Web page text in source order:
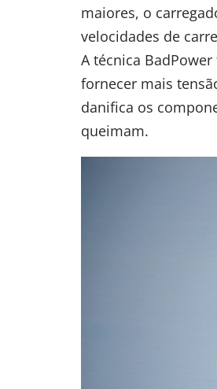
maiores, o
velocidades de
A técnica
fornecer mais
danifica os
queimam.